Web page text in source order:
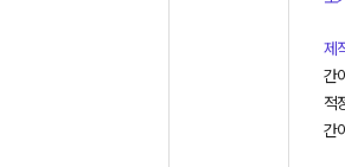
제
간
적
간